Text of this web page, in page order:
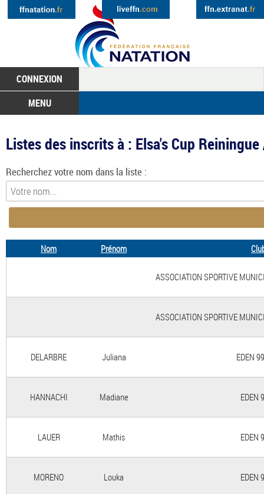
CONNEXION
MENU
Listes des inscrits à : Elsa's Cup
Recherchez votre nom dans la liste :
Nom Prénom
ASSOCIATION SPORTIVE
ASSOCIATION SPORTIVE
DELARBRE Juliana EDEN
HANNACHI Madiane EDEN
LAUER Mathis EDEN
MORENO Louka EDEN